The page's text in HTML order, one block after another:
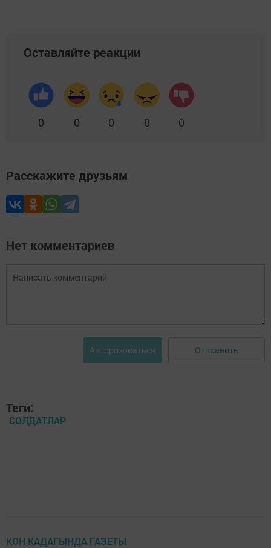
Оставляйте реакции
0 0 0 0 0
Расскажите друзьям
Нет комментариев
Авторизоваться Отправить
Теги:
СОЛДАТЛАР
КӨН КАДАГЫНДА ГАЗЕТЫ